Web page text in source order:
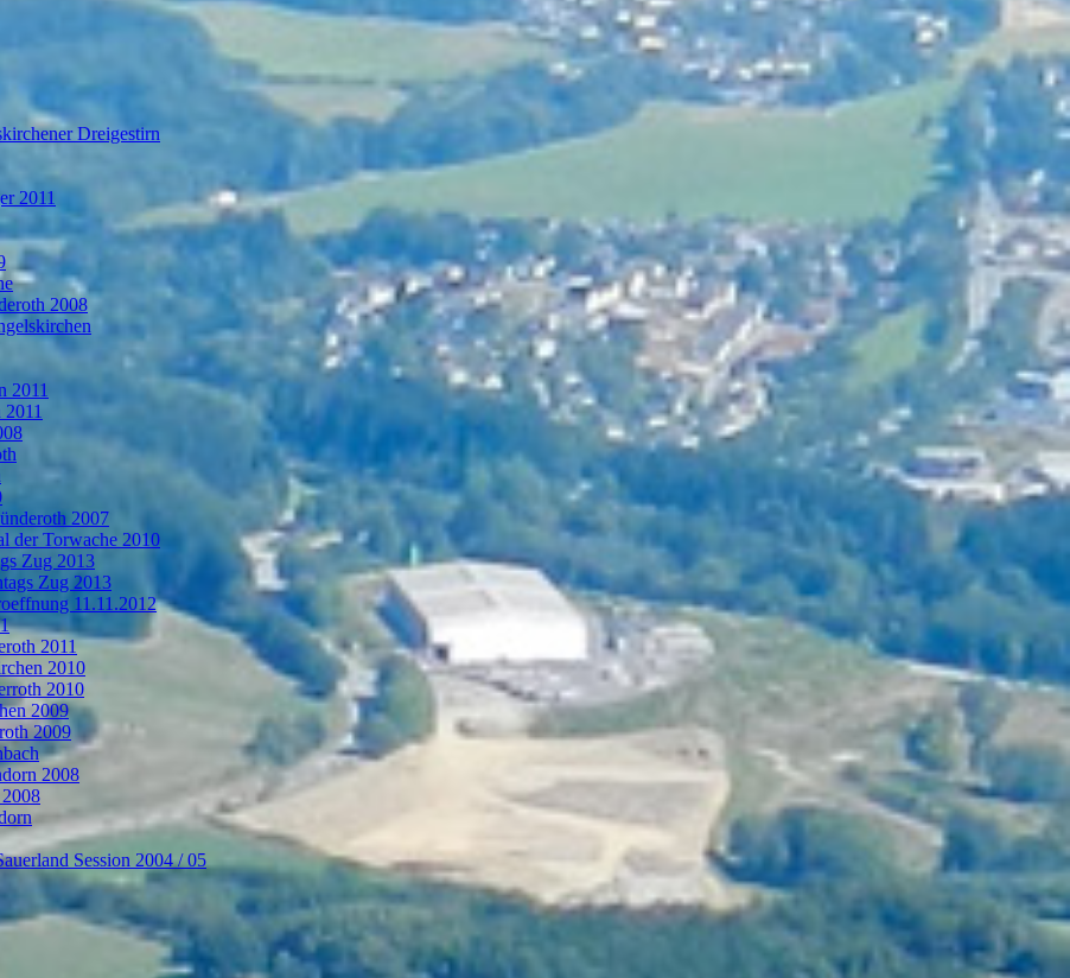
Dreigestirn
2011
2008
2011
2011
2007
der Torwache 2010
Zug 2013
Zug 2013
11.11.2012
2011
2010
2010
2009
2009
2008
Session 2004 / 05